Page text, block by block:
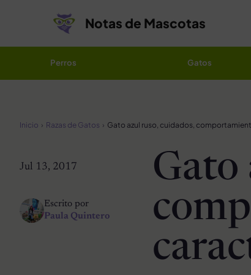
Notas de Mascotas
Perros Gatos
Inicio Razas de Gatos Gato azul ruso, cuidados,
Jul 13, 2017
Escrito por
Paula Quintero
Gato